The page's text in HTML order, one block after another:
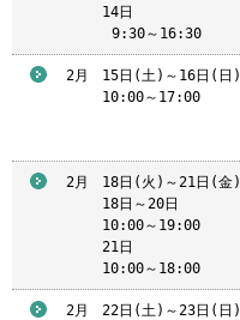
14日
9:30～16:30
2月
15日(土)～16日(日)
10:00～17:00
2月
18日(火)～21日(金)
18日～20日
10:00～19:00
21日
10:00～18:00
2月
22日(土)～23日(日)